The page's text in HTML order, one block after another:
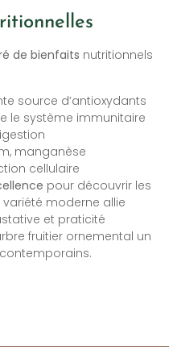
de bienfaits nutritionnels
source d’antioxydants
le système immunitaire
manganèse
cellulaire
pour découvrir les
moderne allie
et praticité
fruitier ornemental un